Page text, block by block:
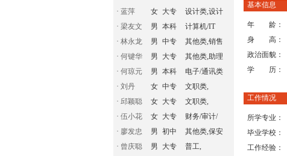
· 蓝萍 女 大专
设计类,设计
· 梁友文 男 本科
计算机/IT
· 林永龙 男 中专
其他类,销售
· 何键华 男 大专
其他类,助理
· 何琼元 男 本科
电子/通讯类
· 刘丹 女 中专
文职类,
· 邱颖聪 女 大专
文职类,
· 伍小花 女 大专
财务/审计/
· 廖发忠 男 初中
其他类,保安
· 曾庆聪 男 大专
普工,
基本信息
年 龄：
身 高：
政治面貌：
学 历：
工作情况
所学专业：
毕业学校：
工作经验：